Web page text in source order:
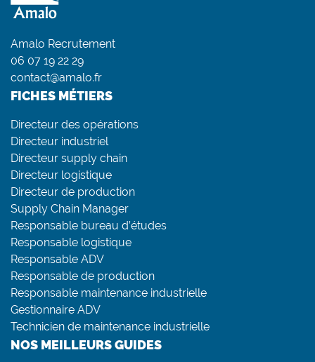
Amalo Recrutement
06 07 19 22 29
contact@amalo.fr
FICHES MÉTIERS
Directeur des opérations
Directeur industriel
Directeur supply chain
Directeur logistique
Directeur de production
Supply Chain Manager
Responsable bureau d’études
Responsable logistique
Responsable ADV
Responsable de production
Responsable maintenance industrielle
Gestionnaire ADV
Technicien de maintenance industrielle
NOS MEILLEURS GUIDES